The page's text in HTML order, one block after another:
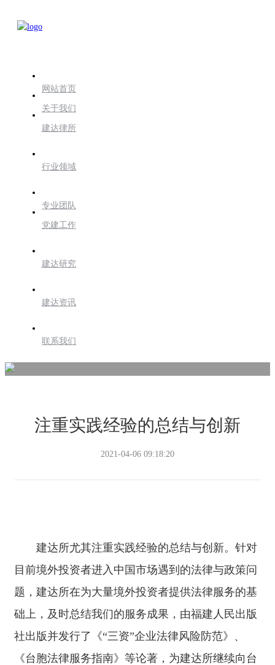
网站首页
关于我们
建达律所
行业领域
专业团队
党建工作
建达研究
建达资讯
联系我们
注重实践经验的总结与创新
2021-04-06 09:18:20
建达所尤其注重实践经验的总结与创新。针对
目前境外投资者进入中国市场遇到的法律与政策问
题，建达所在为大量境外投资者提供法律服务的基
础上，及时总结我们的服务成果，由福建人民出版
社出版并发行了《“三资”企业法律风险防范》、
《台胞法律服务指南》等论著，为建达所继续向台